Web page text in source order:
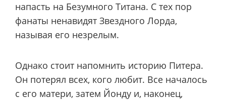
напасть на Безумного Титана. С тех пор
фанаты ненавидят Звездного Лорда,
называя его незрелым.
Однако стоит напомнить историю Питера.
Он потерял всех, кого любит. Все началось
с его матери, затем Йонду и, наконец,